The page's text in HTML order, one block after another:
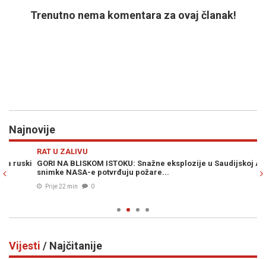
Trenutno nema komentara za ovaj članak!
Najnovije
RAT U ZALIVU
GORI NA BLISKOM ISTOKU: Snažne eksplozije u Saudijskoj Arabiji,
snimke NASA-e potvrđuju požare...
Prije 22 min 0
Vijesti / Najčitanije